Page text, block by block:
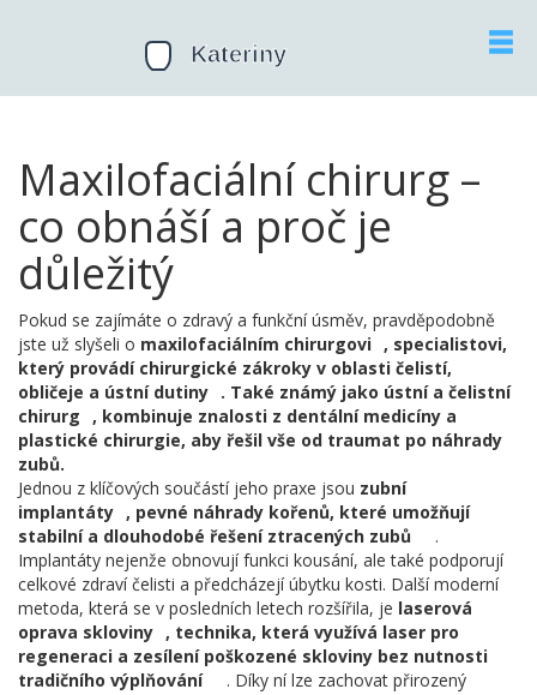
Maxilofaciální chirurg –
co obnáší a proč je
důležitý
Pokud se zajímáte o zdravý a funkční úsměv, pravděpodobně
jste už slyšeli o maxilofaciálním chirurgovi , specialistovi,
který provádí chirurgické zákroky v oblasti čelistí,
obličeje a ústní dutiny . Také známý jako ústní a čelistní
chirurg
, kombinuje znalosti z dentální medicíny a
plastické chirurgie, aby řešil vše od traumat po náhrady
zubů.
Jednou z klíčových součástí jeho praxe jsou zubní
implantáty , pevné náhrady kořenů, které umožňují
stabilní a dlouhodobé řešení ztracených zubů
.
Implantáty nejenže obnovují funkci kousání, ale také podporují
celkové zdraví čelisti a předcházejí úbytku kosti. Další moderní
metoda, která se v posledních letech rozšířila, je laserová
oprava skloviny , technika, která využívá laser pro
regeneraci a zesílení poškozené skloviny bez nutnosti
tradičního výplňování
. Díky ní lze zachovat přirozený